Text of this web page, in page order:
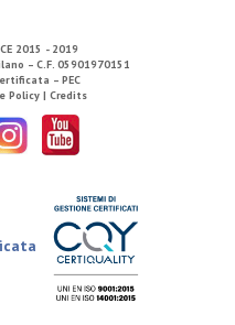
2015 - 2019
– C.F. 05901970151
– PEC
Policy | Credits